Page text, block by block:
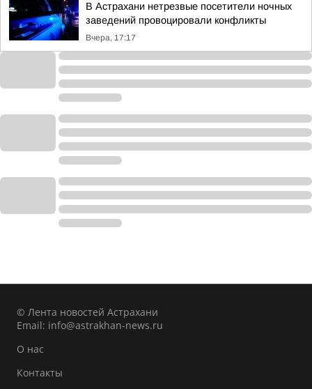
В Астрахани нетрезвые посетители ночных
заведений провоцировали конфликты
Вчера, 17:17
© Лента новостей Астрахани
Email: info@astrakhan-news.ru
О нас
Контакты